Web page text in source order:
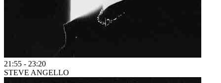
21:55 - 23:20
STEVE ANGELLO